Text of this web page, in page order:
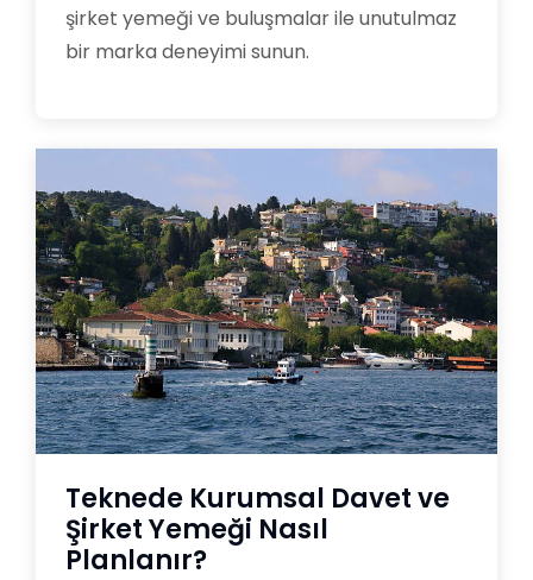
şirket yemeği ve buluşmalar ile unutulmaz
bir marka deneyimi sunun.
Teknede Kurumsal Davet ve
Şirket Yemeği Nasıl
Planlanır?